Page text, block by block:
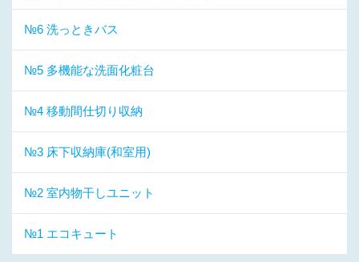
№6 洗っときバス
№5 多機能な洗面化粧台
№4 移動間仕切り収納
№3 床下収納庫(和室用)
№2 室内物干しユニット
№1 エコキュート